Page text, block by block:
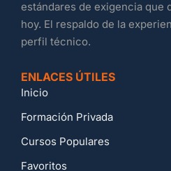
estándares de exigencia que
hoy. El respaldo de la
perfil técnico.
ENLACES ÚTILES
Inicio
Formación Privada
Cursos Populares
Favoritos